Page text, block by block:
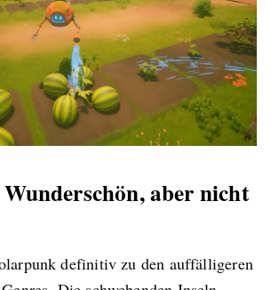
aber nicht
definitiv zu den auffälligeren